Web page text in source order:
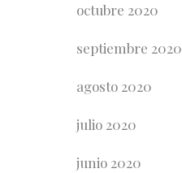
octubre 2020
septiembre 2020
agosto 2020
julio 2020
junio 2020